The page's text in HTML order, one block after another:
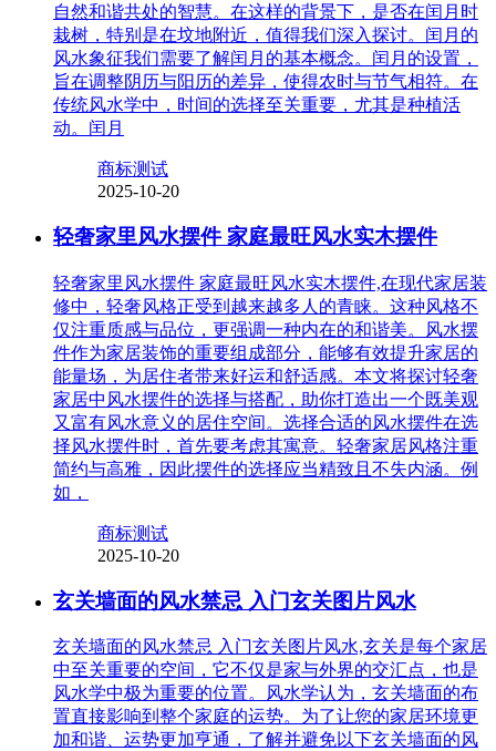
自然和谐共处的智慧。在这样的背景下，是否在闰月时
栽树，特别是在坟地附近，值得我们深入探讨。闰月的
风水象征我们需要了解闰月的基本概念。闰月的设置，
旨在调整阴历与阳历的差异，使得农时与节气相符。在
传统风水学中，时间的选择至关重要，尤其是种植活
动。闰月
商标测试
2025-10-20
轻奢家里风水摆件 家庭最旺风水实木摆件
轻奢家里风水摆件 家庭最旺风水实木摆件,在现代家居装
修中，轻奢风格正受到越来越多人的青睐。这种风格不
仅注重质感与品位，更强调一种内在的和谐美。风水摆
件作为家居装饰的重要组成部分，能够有效提升家居的
能量场，为居住者带来好运和舒适感。本文将探讨轻奢
家居中风水摆件的选择与搭配，助你打造出一个既美观
又富有风水意义的居住空间。选择合适的风水摆件在选
择风水摆件时，首先要考虑其寓意。轻奢家居风格注重
简约与高雅，因此摆件的选择应当精致且不失内涵。例
如，
商标测试
2025-10-20
玄关墙面的风水禁忌 入门玄关图片风水
玄关墙面的风水禁忌 入门玄关图片风水,玄关是每个家居
中至关重要的空间，它不仅是家与外界的交汇点，也是
风水学中极为重要的位置。风水学认为，玄关墙面的布
置直接影响到整个家庭的运势。为了让您的家居环境更
加和谐、运势更加亨通，了解并避免以下玄关墙面的风